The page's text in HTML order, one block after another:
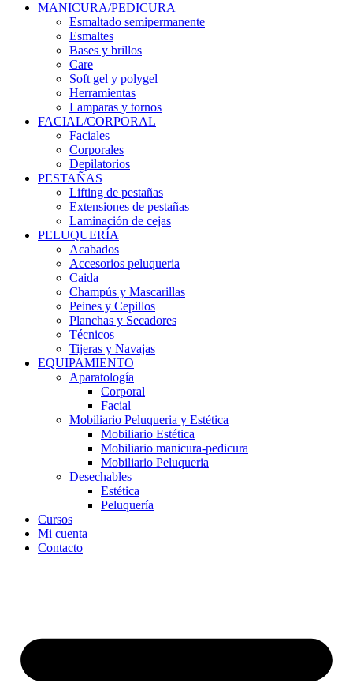
MANICURA/PEDICURA
Esmaltado semipermanente
Esmaltes
Bases y brillos
Care
Soft gel y polygel
Herramientas
Lamparas y tornos
FACIAL/CORPORAL
Faciales
Corporales
Depilatorios
PESTAÑAS
Lifting de pestañas
Extensiones de pestañas
Laminación de cejas
PELUQUERÍA
Acabados
Accesorios peluqueria
Caida
Champús y Mascarillas
Peines y Cepillos
Planchas y Secadores
Técnicos
Tijeras y Navajas
EQUIPAMIENTO
Aparatología
Corporal
Facial
Mobiliario Peluqueria y Estética
Mobiliario Estética
Mobiliario manicura-pedicura
Mobiliario Peluqueria
Desechables
Estética
Peluquería
Cursos
Mi cuenta
Contacto